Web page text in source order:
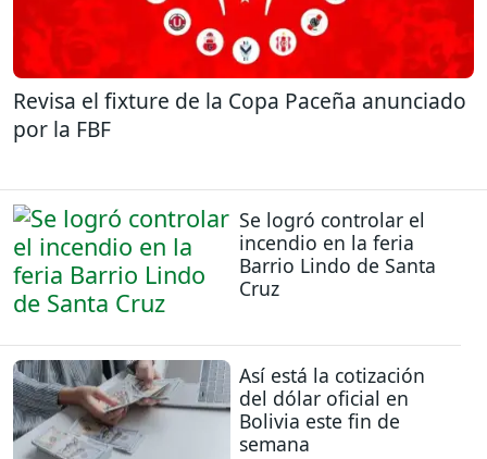
Revisa el fixture de la Copa Paceña anunciado
por la FBF
Se logró controlar el
incendio en la feria
Barrio Lindo de Santa
Cruz
Así está la cotización
del dólar oficial en
Bolivia este fin de
semana